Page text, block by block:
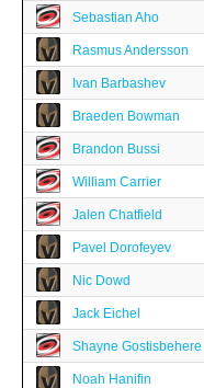
Sebastian Aho
Rasmus Andersson
Ivan Barbashev
Braeden Bowman
Brandon Bussi
William Carrier
Jalen Chatfield
Pavel Dorofeyev
Nic Dowd
Jack Eichel
Shayne Gostisbehere
Noah Hanifin